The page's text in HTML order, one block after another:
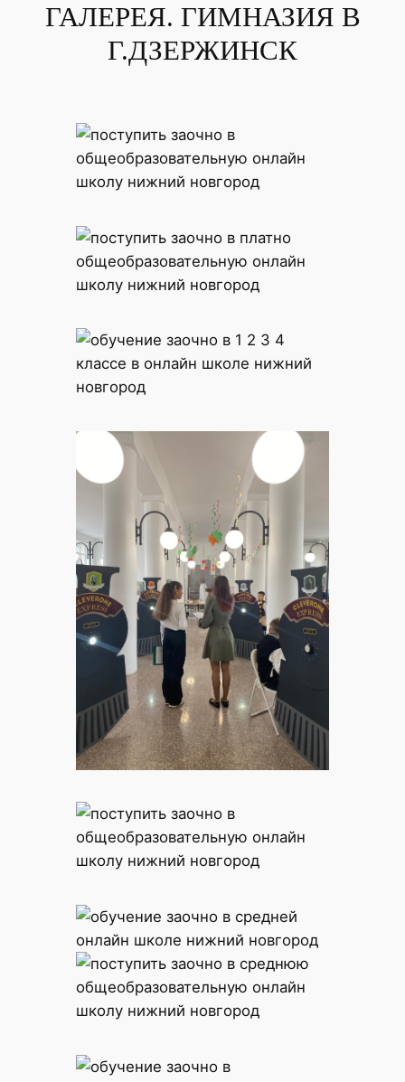
ГАЛЕРЕЯ. ГИМНАЗИЯ В
Г.ДЗЕРЖИНСК